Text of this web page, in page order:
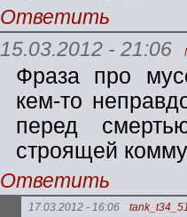
Ответить
15.03.2012 - 21:06
Фраза про
кем-то
перед
строящей
Ответить
17.03.2012 - 16:06